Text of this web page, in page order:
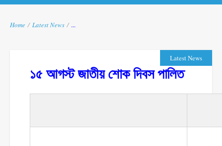
Home / Latest News / ...
Latest News
১৫ আগস্ট জাতীয় শোক দিবস পালিত